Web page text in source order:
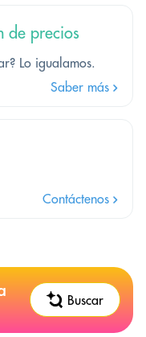
de precios
Lo igualamos.
Saber más
Contáctenos
Buscar